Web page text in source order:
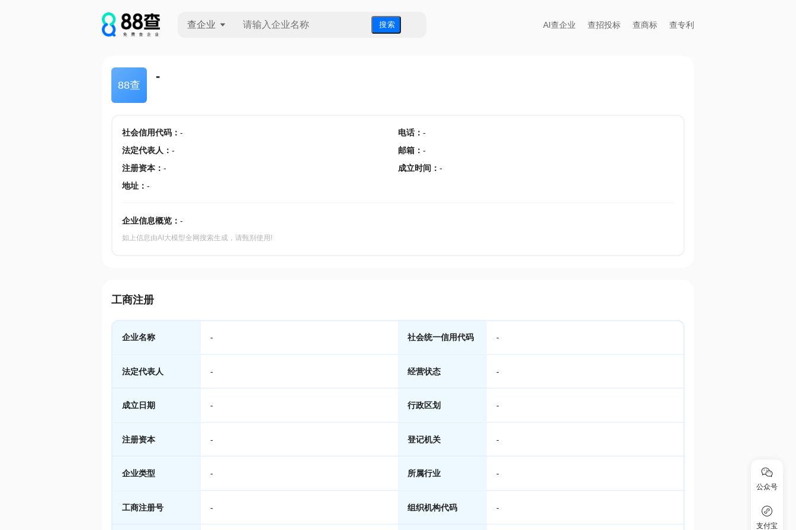
查企业 搜 索 AI查企业 查招投标 查商标 查专利
88查
-
社会信用代码： - 电话： -
法定代表人 ： - 邮箱 ： -
注册资本： - 成立时间 ： -
地址： -
企业信息概览： -
如上信息由AI大模型全网搜索生成，请甄别使用!
工商注册
企业名称 - 社会统一信用代码 -
法定代表人 - 经营状态 -
成立日期 - 行政区划 -
注册资本 - 登记机关 -
企业类型 - 所属行业 -
工商注册号 - 组织机构代码 -
公众号
支付宝